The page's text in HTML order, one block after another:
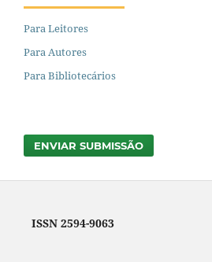
Para Leitores
Para Autores
Para Bibliotecários
ENVIAR SUBMISSÃO
ISSN 2594-9063